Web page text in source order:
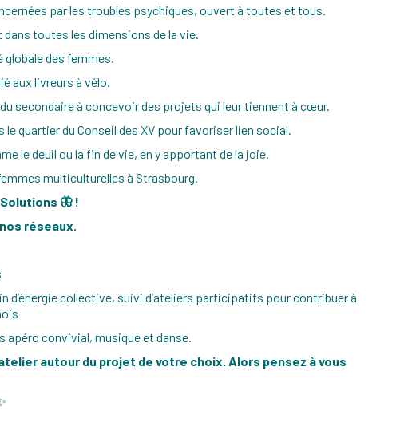
par les troubles psychiques, ouvert à toutes et tous.
toutes les dimensions de la vie.
globale des femmes.
aux livreurs à vélo.
secondaire à concevoir des projets qui leur tiennent à cœur.
quartier du Conseil des XV pour favoriser lien social.
le deuil ou la fin de vie, en y apportant de la joie.
multiculturelles à Strasbourg.
🦋 !
réseaux.
d’énergie collective, suivi d’ateliers participatifs pour contribuer à
apéro convivial, musique et danse.
autour du projet de votre choix. Alors pensez à vous